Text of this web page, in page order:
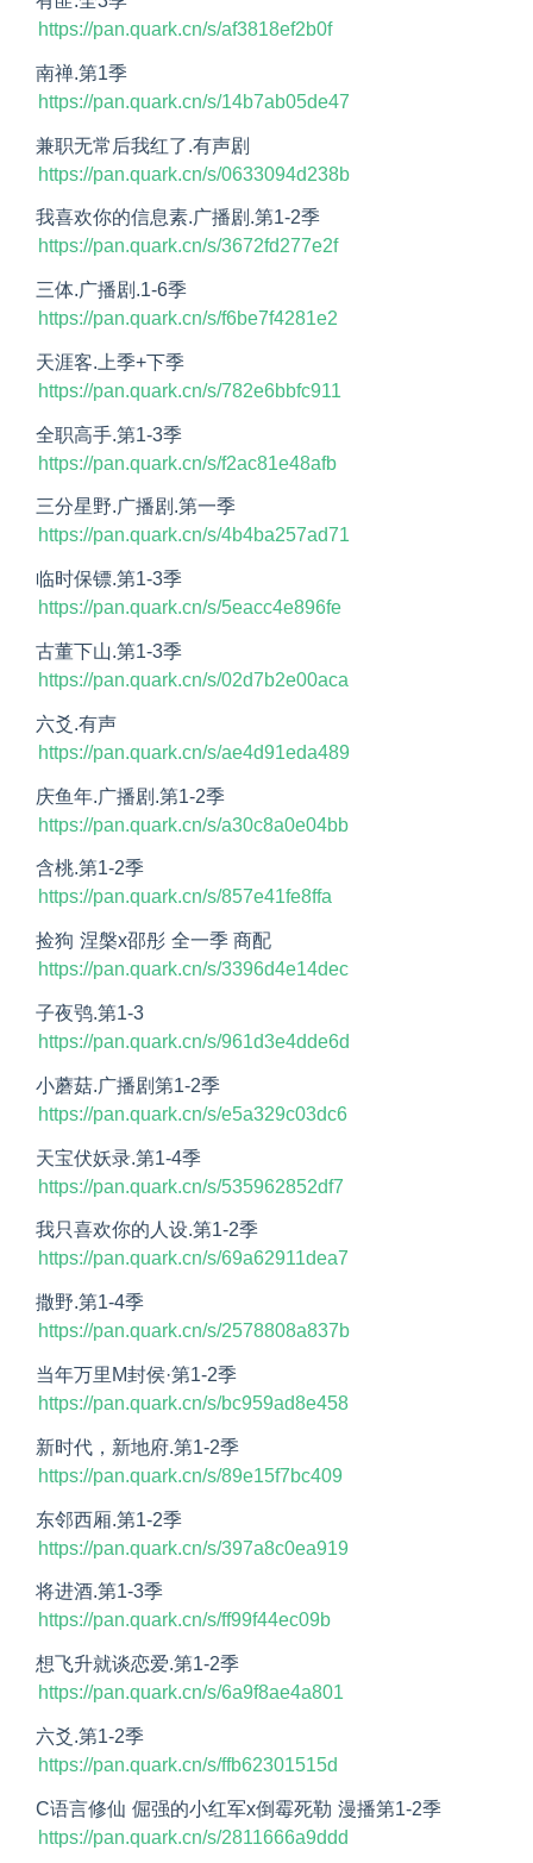
https://pan.quark.cn/s/af3818ef2b0f
南禅.第1季
https://pan.quark.cn/s/14b7ab05de47
兼职无常后我红了.有声剧
https://pan.quark.cn/s/0633094d238b
我喜欢你的信息素.广播剧.第1-2季
https://pan.quark.cn/s/3672fd277e2f
三体.广播剧.1-6季
https://pan.quark.cn/s/f6be7f4281e2
天涯客.上季+下季
https://pan.quark.cn/s/782e6bbfc911
全职高手.第1-3季
https://pan.quark.cn/s/f2ac81e48afb
三分星野.广播剧.第一季
https://pan.quark.cn/s/4b4ba257ad71
临时保镖.第1-3季
https://pan.quark.cn/s/5eacc4e896fe
古董下山.第1-3季
https://pan.quark.cn/s/02d7b2e00aca
六爻.有声
https://pan.quark.cn/s/ae4d91eda489
庆鱼年.广播剧.第1-2季
https://pan.quark.cn/s/a30c8a0e04bb
含桃.第1-2季
https://pan.quark.cn/s/857e41fe8ffa
捡狗 涅槃x邵彤 全一季 商配
https://pan.quark.cn/s/3396d4e14dec
子夜鸮.第1-3
https://pan.quark.cn/s/961d3e4dde6d
小蘑菇.广播剧第1-2季
https://pan.quark.cn/s/e5a329c03dc6
天宝伏妖录.第1-4季
https://pan.quark.cn/s/535962852df7
我只喜欢你的人设.第1-2季
https://pan.quark.cn/s/69a62911dea7
撒野.第1-4季
https://pan.quark.cn/s/2578808a837b
当年万里M封侯·第1-2季
https://pan.quark.cn/s/bc959ad8e458
新时代，新地府.第1-2季
https://pan.quark.cn/s/89e15f7bc409
东邻西厢.第1-2季
https://pan.quark.cn/s/397a8c0ea919
将进酒.第1-3季
https://pan.quark.cn/s/ff99f44ec09b
想飞升就谈恋爱.第1-2季
https://pan.quark.cn/s/6a9f8ae4a801
六爻.第1-2季
https://pan.quark.cn/s/ffb62301515d
C语言修仙 倔强的小红军x倒霉死勒 漫播第1-2季
https://pan.quark.cn/s/2811666a9ddd